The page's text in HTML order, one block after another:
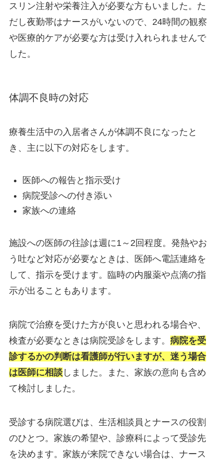
スリン注射や栄養注入が必要な方もいました。た
だし夜勤帯はナースがいないので、24時間の観察
や医療的ケアが必要な方は受け入れられませんで
した。
体調不良時の対応
療養生活中の入居者さんが体調不良になったと
き、主に以下の対応をします。
医師への報告と指示受け
病院受診への付き添い
家族への連絡
施設への医師の往診は週に1～2回程度。発熱やお
う吐など対応が必要なときは、医師へ電話連絡を
して、指示を受けます。臨時の内服薬や点滴の指
示が出ることもあります。
病院で治療を受けた方が良いと思われる場合や、
検査が必要なときは病院受診をします。 病院を受
診するかの判断は看護師が行いますが、迷う場合
は医師に相談しました。また、家族の意向も含め
て検討しました。
受診する病院選びは、生活相談員とナースの役割
のひとつ。家族の希望や、診療科によって受診先
を決めます。家族が来院できない場合は、ナース